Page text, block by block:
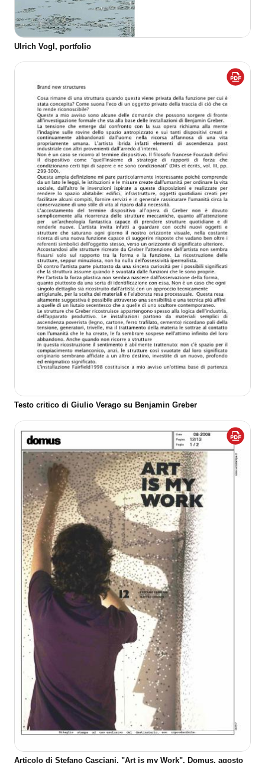
Ulrich Vogl, portfolio
Testo critico di Giulio Verago su Benjamin Greber
Articolo di Stefano Casciani, "Art is my Work", Domus, agosto